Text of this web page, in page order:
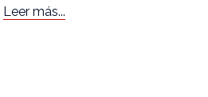
Leer más...